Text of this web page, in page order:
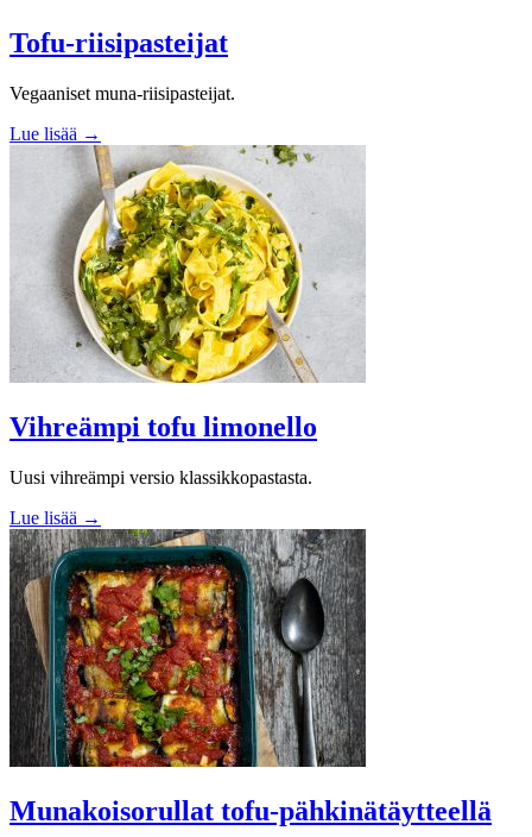
Tofu-riisipasteijat
Vegaaniset muna-riisipasteijat.
Lue lisää →
Vihreämpi tofu limonello
Uusi vihreämpi versio klassikkopastasta.
Lue lisää →
Munakoisorullat tofu-pähkinätäytteellä